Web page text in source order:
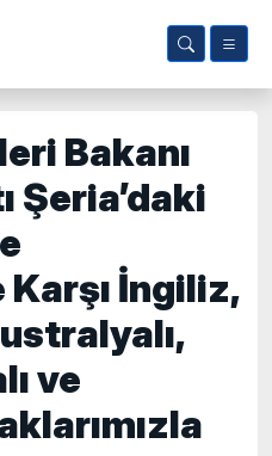
Bakanı
Şeria’daki
İngiliz,
ve